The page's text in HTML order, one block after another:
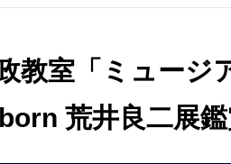
教室「ミュージ
荒井良二展鑑